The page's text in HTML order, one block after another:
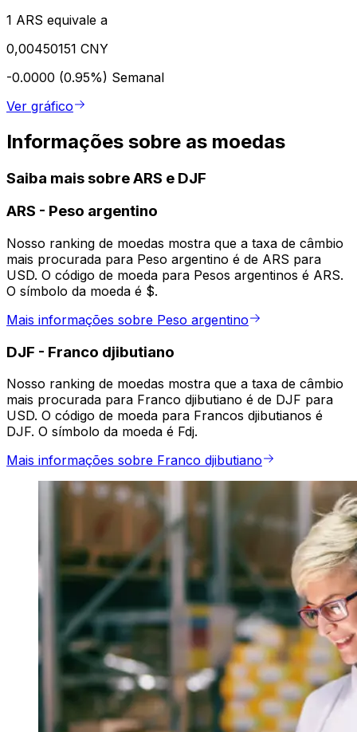
1 ARS equivale a
0,00450151 CNY
-0.0000 (0.95%) Semanal
Ver gráfico
Informações sobre as moedas
Saiba mais sobre ARS e DJF
ARS - Peso argentino
Nosso ranking de moedas mostra que a taxa de câmbio
mais procurada para Peso argentino é de ARS para
USD. O código de moeda para Pesos argentinos é ARS.
O símbolo da moeda é $.
Mais informações sobre Peso argentino
DJF - Franco djibutiano
Nosso ranking de moedas mostra que a taxa de câmbio
mais procurada para Franco djibutiano é de DJF para
USD. O código de moeda para Francos djibutianos é
DJF. O símbolo da moeda é Fdj.
Mais informações sobre Franco djibutiano